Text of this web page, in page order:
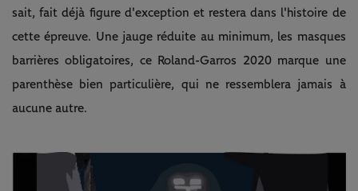
sait, fait déjà figure d'exception et restera dans l'histoire de
cette épreuve. Une jauge réduite au minimum, les masques
barrières obligatoires, ce Roland-Garros 2020 marque une
parenthèse bien particulière, qui ne ressemblera jamais à
aucune autre.